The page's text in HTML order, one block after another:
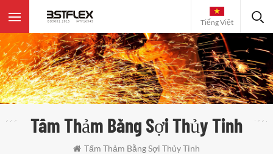
Tiếng Việt
Tấm Thảm Bằng Sợi Thủy Tinh
Tấm Thảm Bằng Sợi Thủy Tinh